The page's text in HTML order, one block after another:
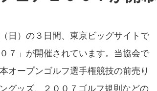
日）の３日間、東京ビッグサイトで
７」が開催されています。当協会で
オープンゴルフ選手権競技の前売り
グッズ、２００７ゴルフ規則などの